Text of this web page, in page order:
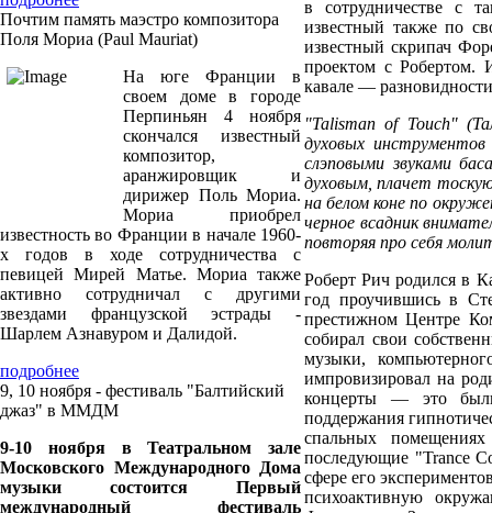
Почтим память маэстро композитора
Поля Мориа (Paul Mauriat)
На юге Франции в
своем доме в городе
Перпиньян 4 ноября
скончался известный
композитор,
аранжировщик и
дирижер Поль Мориа.
Мориа приобрел
известность во Франции в начале 1960-
х годов в ходе сотрудничества с
певицей Мирей Матье. Мориа также
активно сотрудничал с другими
звездами французской эстрады -
Шарлем Азнавуром и Далидой.
подробнее
9, 10 ноября - фестиваль "Балтийский
джаз" в ММДМ
9-10 ноября в Театральном зале
Московского Международного Дома
музыки состоится Первый
международный фестиваль
в сотрудничестве с
известный также по
известный скрипач
проектом с Робертом.
кавале —
"Talisman of Touch"
духовых
слэповыми звуками
духовым, плачет
на белом коне по
черное всадник
повторяя про себя
Роберт Рич родился в
год проучившись в
престижном Центре
собирал свои
музыки,
импровизировал на
концерты — это были
поддержания
спальных
последующие "Trance
сфере его
психоактивную